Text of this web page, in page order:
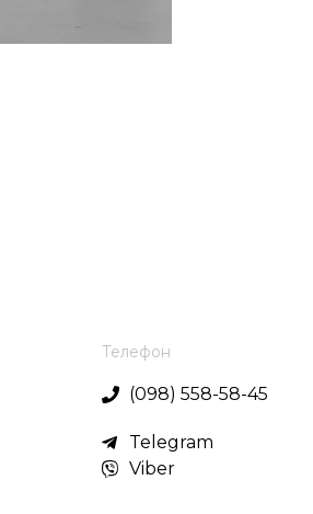
Телефон
(098) 558-58-45
Telegram
Viber